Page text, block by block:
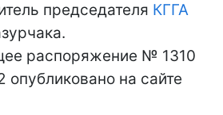
председателя КГГА
распоряжение № 1310
опубликовано на сайте